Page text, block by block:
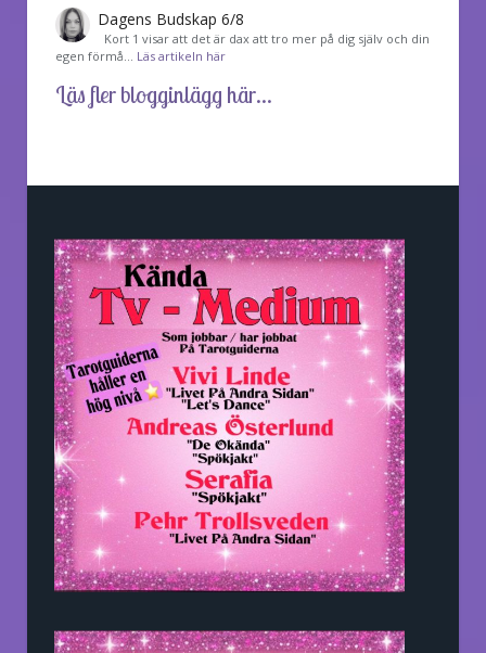
Dagens Budskap 6/8
Kort 1 visar att det är dax att tro mer på dig själv och din
egen förmå… Läs artikeln här
Läs fler blogginlägg här...